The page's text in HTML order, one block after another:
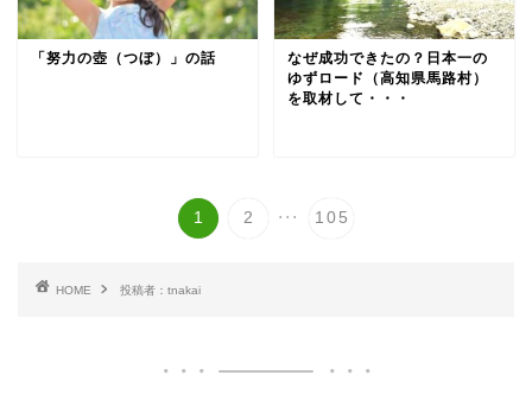
「努力の壺（つぼ）」の話
なぜ成功できたの？日本一の
ゆずロード（高知県馬路村）
を取材して・・・
1 2 ... 105
HOME 投稿者：tnakai